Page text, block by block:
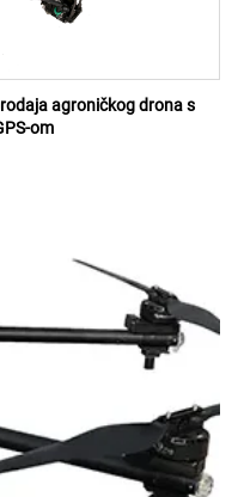
agroničkog drona s
om